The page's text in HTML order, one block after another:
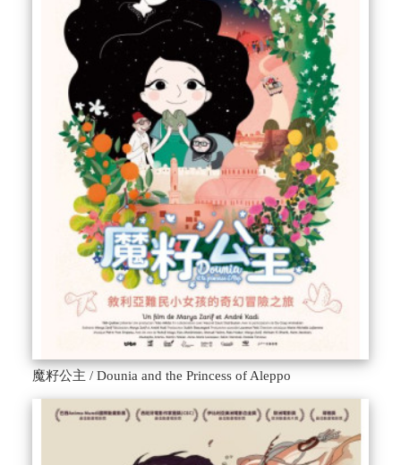
魔籽公主 / Dounia and the Princess of Aleppo